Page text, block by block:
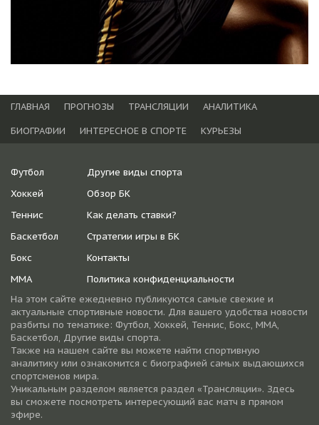
ГЛАВНАЯ ПРОГНОЗЫ ТРАНСЛЯЦИИ
АНАЛИТИКА
БИОГРАФИИ
ИНТЕРЕСНОЕ В СПОРТЕ КУРЬЕЗЫ
Футбол
Хоккей
Теннис
Баскетбол
Бокс
ММА
Другие виды спорта
Обзор БК
Как делать ставки?
Стратегии игры в БК
Контакты
Политика конфиденциальности
На этом сайте ежедневно публикуются самые свежие и
актуальные спортивные новости. Для вашего удобства новости
разбиты по тематике: Футбол, Хоккей, Теннис, Бокс, ММА,
Баскетбол, Другие виды спорта.
Также на нашем сайте вы можете найти спортивную
аналитику или ознакомится с биографией самых выдающихся
спортсменов мира.
Уникальным разделом является раздел «Трансляции». Здесь
вы сможете посмотреть интересующий вас матч в прямом
эфире.